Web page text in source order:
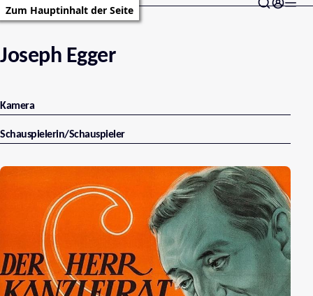
Zum Hauptinhalt der Seite
Joseph Egger
Kamera
Schauspielerin/Schauspieler